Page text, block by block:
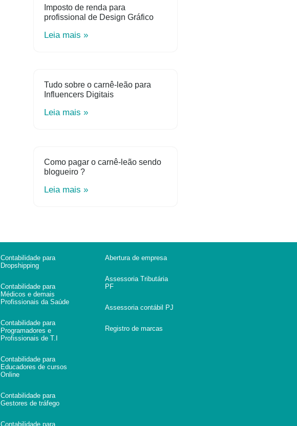
Imposto de renda para
profissional de Design Gráfico
Leia mais »
Tudo sobre o carnê-leão para
Influencers Digitais
Leia mais »
Como pagar o carnê-leão sendo
blogueiro ?
Leia mais »
Contabilidade para
Dropshipping
Contabilidade para
Médicos e demais
Profissionais da Saúde
Contabilidade para
Programadores e
Profissionais de T.I
Contabilidade para
Educadores de cursos
Online
Contabilidade para
Gestores de tráfego
Contabilidade para
Abertura de empresa
Assessoria Tributária
PF
Assessoria contábil PJ
Registro de marcas